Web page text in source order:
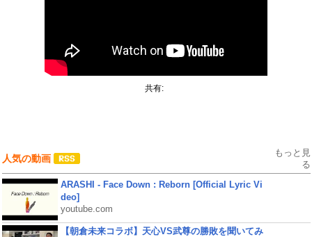
共有:
人気の動画
もっと見
る
ARASHI - Face Down : Reborn [Official Lyric Vi
deo]
youtube.com
【朝倉未来コラボ】天心VS武尊の勝敗を聞いてみ